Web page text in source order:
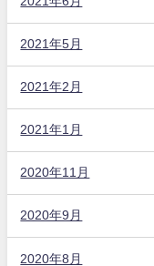
2021年5月
2021年2月
2021年1月
2020年11月
2020年9月
2020年8月